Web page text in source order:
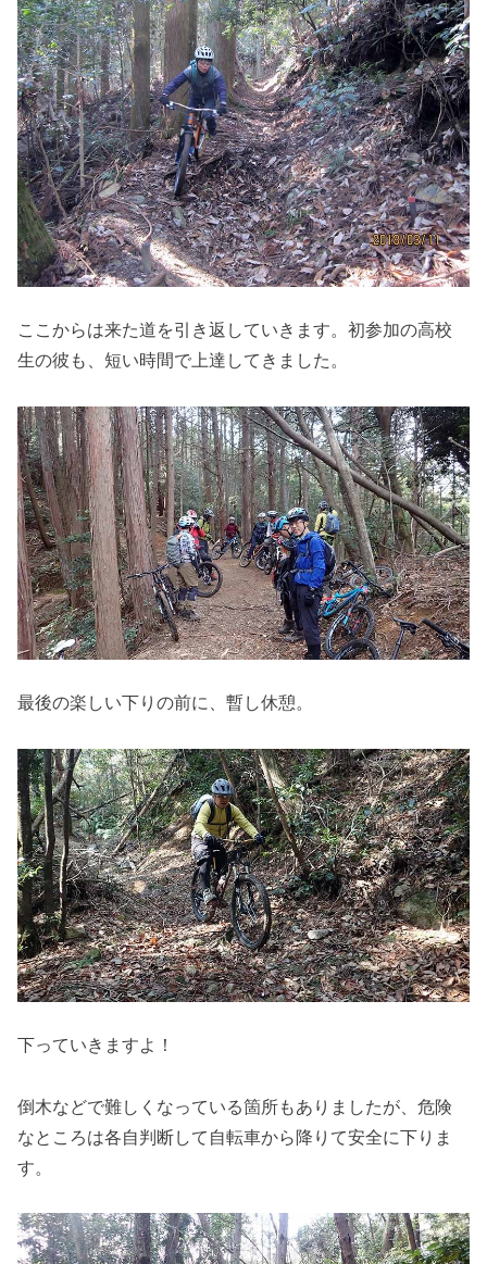
ここからは来た道を引き返していきます。初参加の高校
生の彼も、短い時間で上達してきました。
最後の楽しい下りの前に、暫し休憩。
下っていきますよ！
倒木などで難しくなっている箇所もありましたが、危険
なところは各自判断して自転車から降りて安全に下りま
す。